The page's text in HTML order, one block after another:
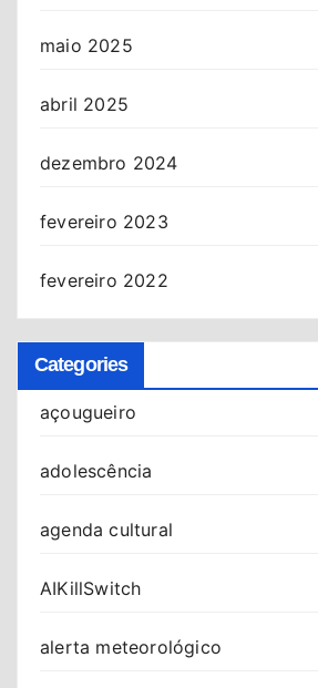
maio 2025
abril 2025
dezembro 2024
fevereiro 2023
fevereiro 2022
Categories
açougueiro
adolescência
agenda cultural
AIKillSwitch
alerta meteorológico